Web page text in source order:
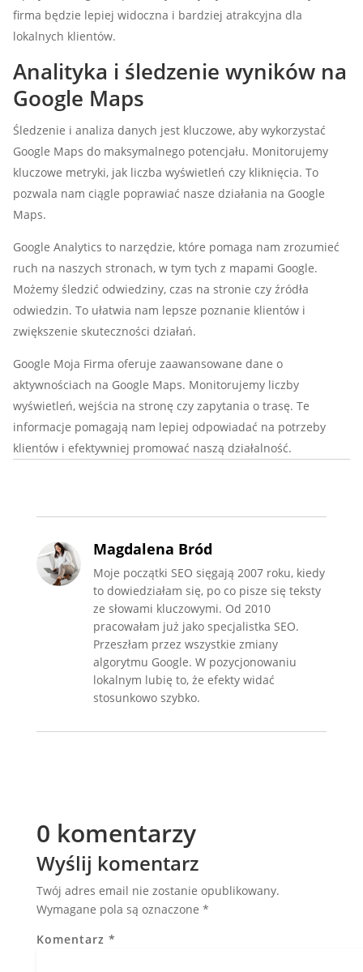
firma będzie lepiej widoczna i bardziej atrakcyjna dla
lokalnych klientów.
Analityka i śledzenie wyników na
Google Maps
Śledzenie i analiza danych jest kluczowe, aby wykorzystać
Google Maps do maksymalnego potencjału. Monitorujemy
kluczowe metryki, jak liczba wyświetleń czy kliknięcia. To
pozwala nam ciągle poprawiać nasze działania na Google
Maps.
Google Analytics to narzędzie, które pomaga nam zrozumieć
ruch na naszych stronach, w tym tych z mapami Google.
Możemy śledzić odwiedziny, czas na stronie czy źródła
odwiedzin. To ułatwia nam lepsze poznanie klientów i
zwiększenie skuteczności działań.
Google Moja Firma oferuje zaawansowane dane o
aktywnościach na Google Maps. Monitorujemy liczby
wyświetleń, wejścia na stronę czy zapytania o trasę. Te
informacje pomagają nam lepiej odpowiadać na potrzeby
klientów i efektywniej promować naszą działalność.
Magdalena Bród
Moje początki SEO sięgają 2007 roku, kiedy
to dowiedziałam się, po co pisze się teksty
ze słowami kluczowymi. Od 2010
pracowałam już jako specjalistka SEO.
Przeszłam przez wszystkie zmiany
algorytmu Google. W pozycjonowaniu
lokalnym lubię to, że efekty widać
stosunkowo szybko.
0 komentarzy
Wyślij komentarz
Twój adres email nie zostanie opublikowany.
Wymagane pola są oznaczone *
Komentarz *